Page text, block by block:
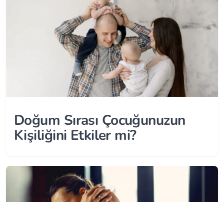
Doğum Sırası Çocuğunuzun
Kişiliğini Etkiler mi?